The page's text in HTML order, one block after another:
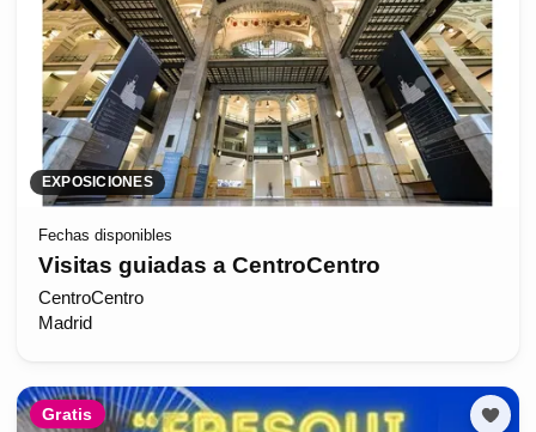
EXPOSICIONES
Fechas disponibles
Visitas guiadas a CentroCentro
CentroCentro
Madrid
Gratis